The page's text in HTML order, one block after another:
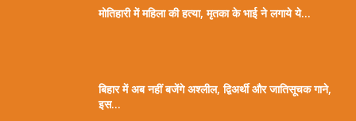
मोतिहारी में महिला की हत्या, मृतका के भाई ने लगाये ये...
बिहार में अब नहीं बजेंगे अश्लील, द्विअर्थी और जातिसूचक गाने,
इस...